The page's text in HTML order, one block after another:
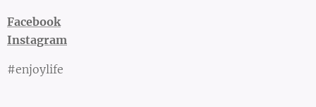
Facebook
Instagram
#enjoylife